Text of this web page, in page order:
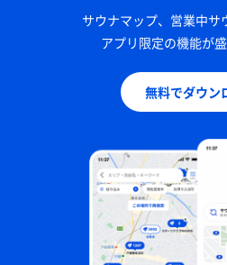
サウナマップ、営業中サ
アプリ限定の機能が
無料でダウン